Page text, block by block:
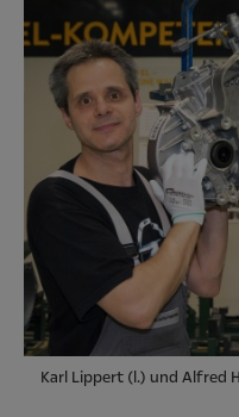
Karl Lippert (l.) und Alfred